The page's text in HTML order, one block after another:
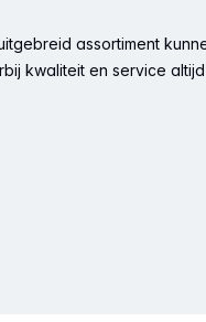
assortiment
kwaliteit en service